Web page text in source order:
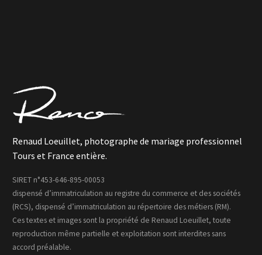
Renaud Loeuillet, photographe de mariage professionnel
Tours et France entière.
SIRET n°453-646-895-00053
dispensé d’immatriculation au registre du commerce et des sociétés
(RCS), dispensé d’immatriculation au répertoire des métiers (RM).
Ces textes et images sont la propriété de Renaud Loeuillet, toute
reproduction même partielle et exploitation sont interdites sans
accord préalable.